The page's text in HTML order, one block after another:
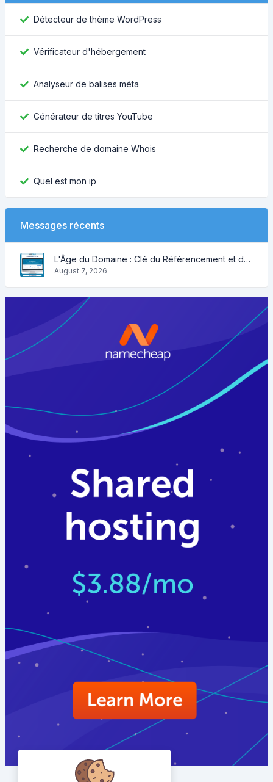
Détecteur de thème WordPress
Vérificateur d'hébergement
Analyseur de balises méta
Générateur de titres YouTube
Recherche de domaine Whois
Quel est mon ip
Messages récents
L'Âge du Domaine : Clé du Référencement et de la Crédibilité
August 7, 2026